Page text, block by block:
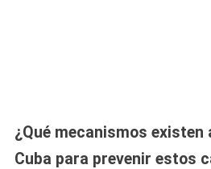
¿Qué mecanismos existen
Cuba para prevenir estos